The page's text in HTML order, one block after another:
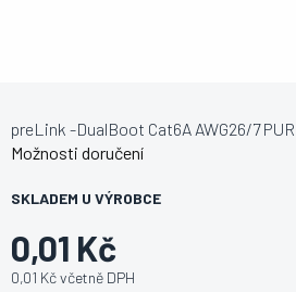
0,01 Kč
0,01 Kč včetně DPH
SKLADEM U VÝROBCE
Možnosti doručení
preLink -DualBoot Cat6A AWG26/7